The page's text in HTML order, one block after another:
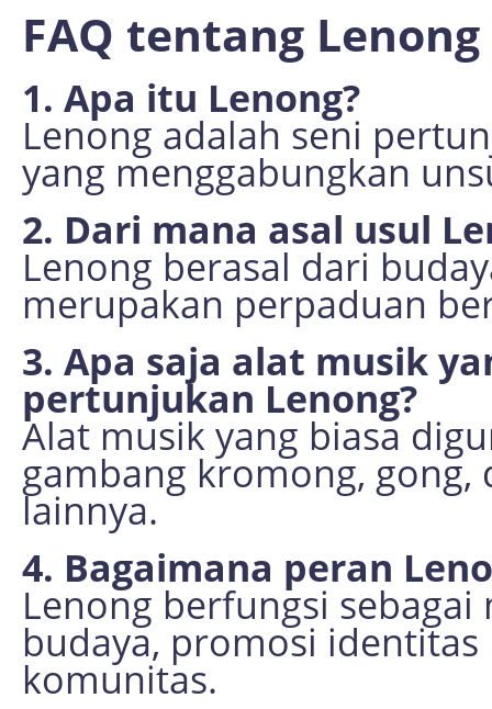
FAQ tentang Lenong
1. Apa itu Lenong?
Lenong adalah seni
yang menggabungkan
2. Dari mana asal usul
Lenong berasal dari
merupakan perpaduan
3. Apa saja alat musik
pertunjukan Lenong?
Alat musik yang biasa
gambang kromong,
lainnya.
4. Bagaimana peran
Lenong berfungsi
budaya, promosi
komunitas.